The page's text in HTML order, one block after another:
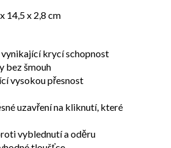
14,5 x 2,8 cm
krycí schopnost
bez šmouh
vysokou přesnost
uzavření na kliknutí, které
vyblednutí a oděru